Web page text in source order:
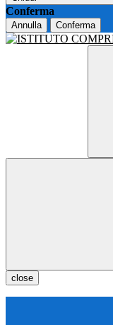
Conferma
Annulla Conferma
close